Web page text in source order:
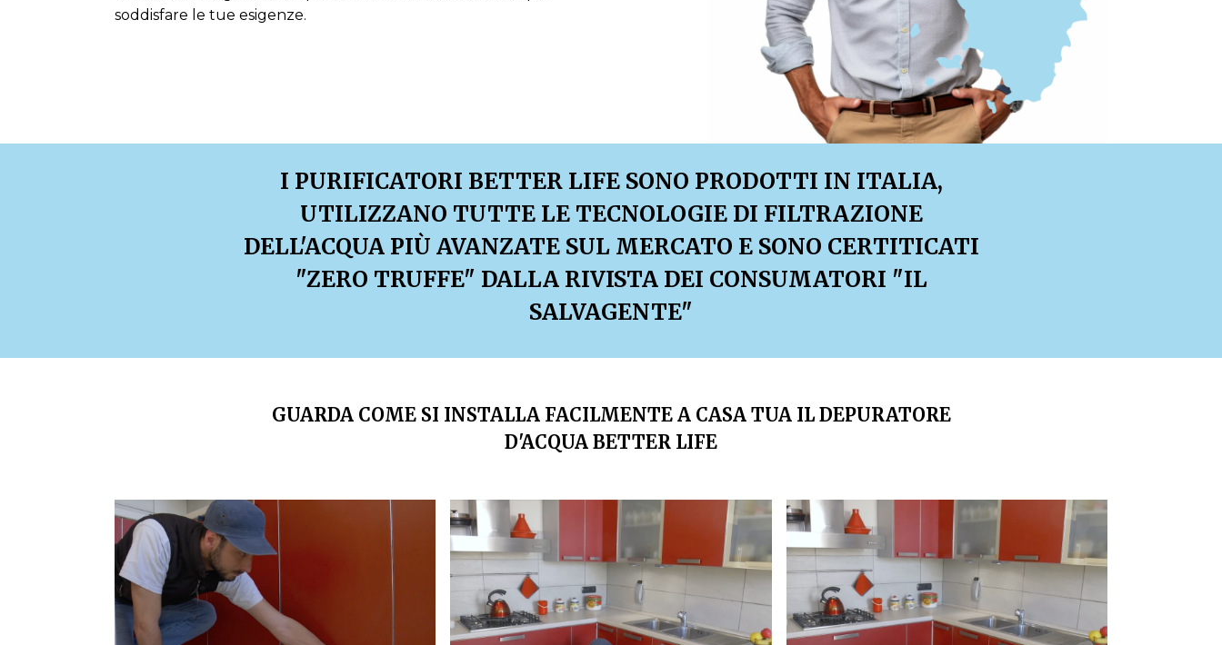
soddisfare le tue esigenze.
I PURIFICATORI BETTER LIFE SONO PRODOTTI IN ITALIA,
UTILIZZANO TUTTE LE TECNOLOGIE DI FILTRAZIONE
DELL'ACQUA PIÙ AVANZATE SUL MERCATO E SONO CERTITICATI
"ZERO TRUFFE" DALLA RIVISTA DEI CONSUMATORI "IL
SALVAGENTE"
GUARDA COME SI INSTALLA FACILMENTE A CASA TUA IL DEPURATORE
D'ACQUA BETTER LIFE